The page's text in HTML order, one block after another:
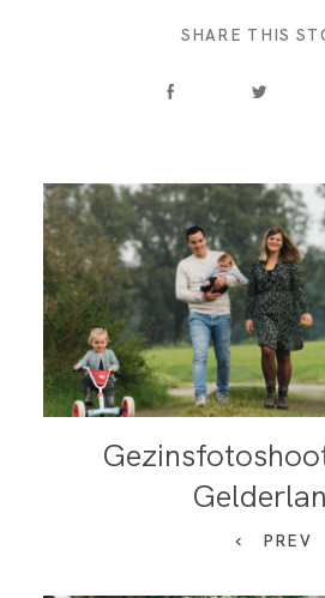
SHARE THIS
PREV